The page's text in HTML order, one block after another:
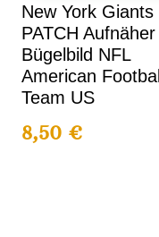
New York Giants
PATCH Aufnäher
Bügelbild NFL
American
Team US
8,50€